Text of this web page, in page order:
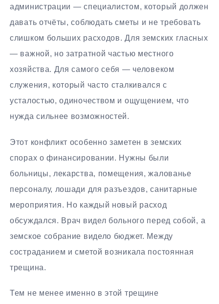
администрации — специалистом, который должен
давать отчёты, соблюдать сметы и не требовать
слишком больших расходов. Для земских гласных
— важной, но затратной частью местного
хозяйства. Для самого себя — человеком
служения, который часто сталкивался с
усталостью, одиночеством и ощущением, что
нужда сильнее возможностей.
Этот конфликт особенно заметен в земских
спорах о финансировании. Нужны были
больницы, лекарства, помещения, жалованье
персоналу, лошади для разъездов, санитарные
мероприятия. Но каждый новый расход
обсуждался. Врач видел больного перед собой, а
земское собрание видело бюджет. Между
состраданием и сметой возникала постоянная
трещина.
Тем не менее именно в этой трещине